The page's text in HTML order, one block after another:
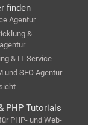
finden
Agentur
&
& IT-Service
und SEO Agentur
PHP Tutorials
PHP- und Web-